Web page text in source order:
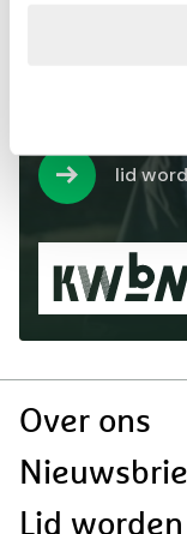
Wil jij
lid
Doormat
Over ons
Lid worden